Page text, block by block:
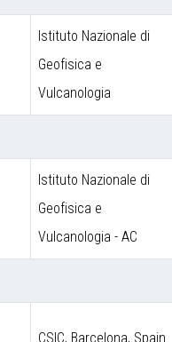
Istituto Nazionale di
Geofisica e
Vulcanologia
Istituto Nazionale di
Geofisica e
Vulcanologia - AC
CSIC, Barcelona, Spain